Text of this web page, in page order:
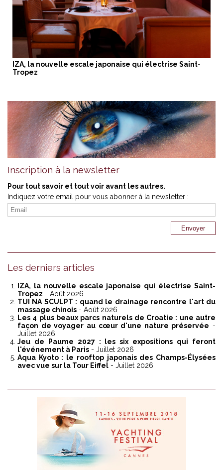
IZA, la nouvelle escale japonaise qui électrise Saint-
Tropez
Inscription à la newsletter
Pour tout savoir et tout voir avant les autres.
Indiquez votre email pour vous abonner à la newsletter :
Les derniers articles
IZA, la nouvelle escale japonaise qui électrise Saint-
Tropez - Août 2026
TUI NA SCULPT : quand le drainage rencontre l'art du
massage chinois - Août 2026
Les 4 plus beaux parcs naturels de Croatie : une autre
façon de voyager au cœur d'une nature préservée -
Juillet 2026
Jeu de Paume 2027 : les six expositions qui feront
l'événement à Paris - Juillet 2026
Aqua Kyoto : le rooftop japonais des Champs-Élysées
avec vue sur la Tour Eiffel - Juillet 2026